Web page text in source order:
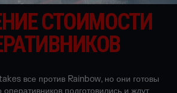
СТОИМОСТИ
все против Rainbow, но они готовы
оперативников подготовились и ждут